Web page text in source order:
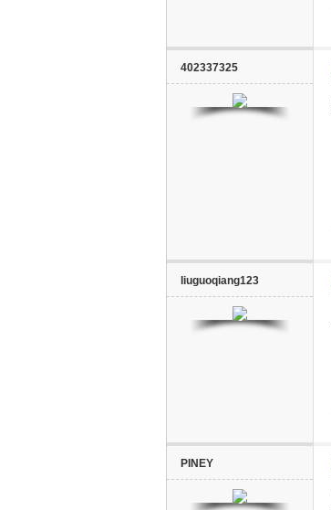
402337325
liuguoqiang123
PINEY